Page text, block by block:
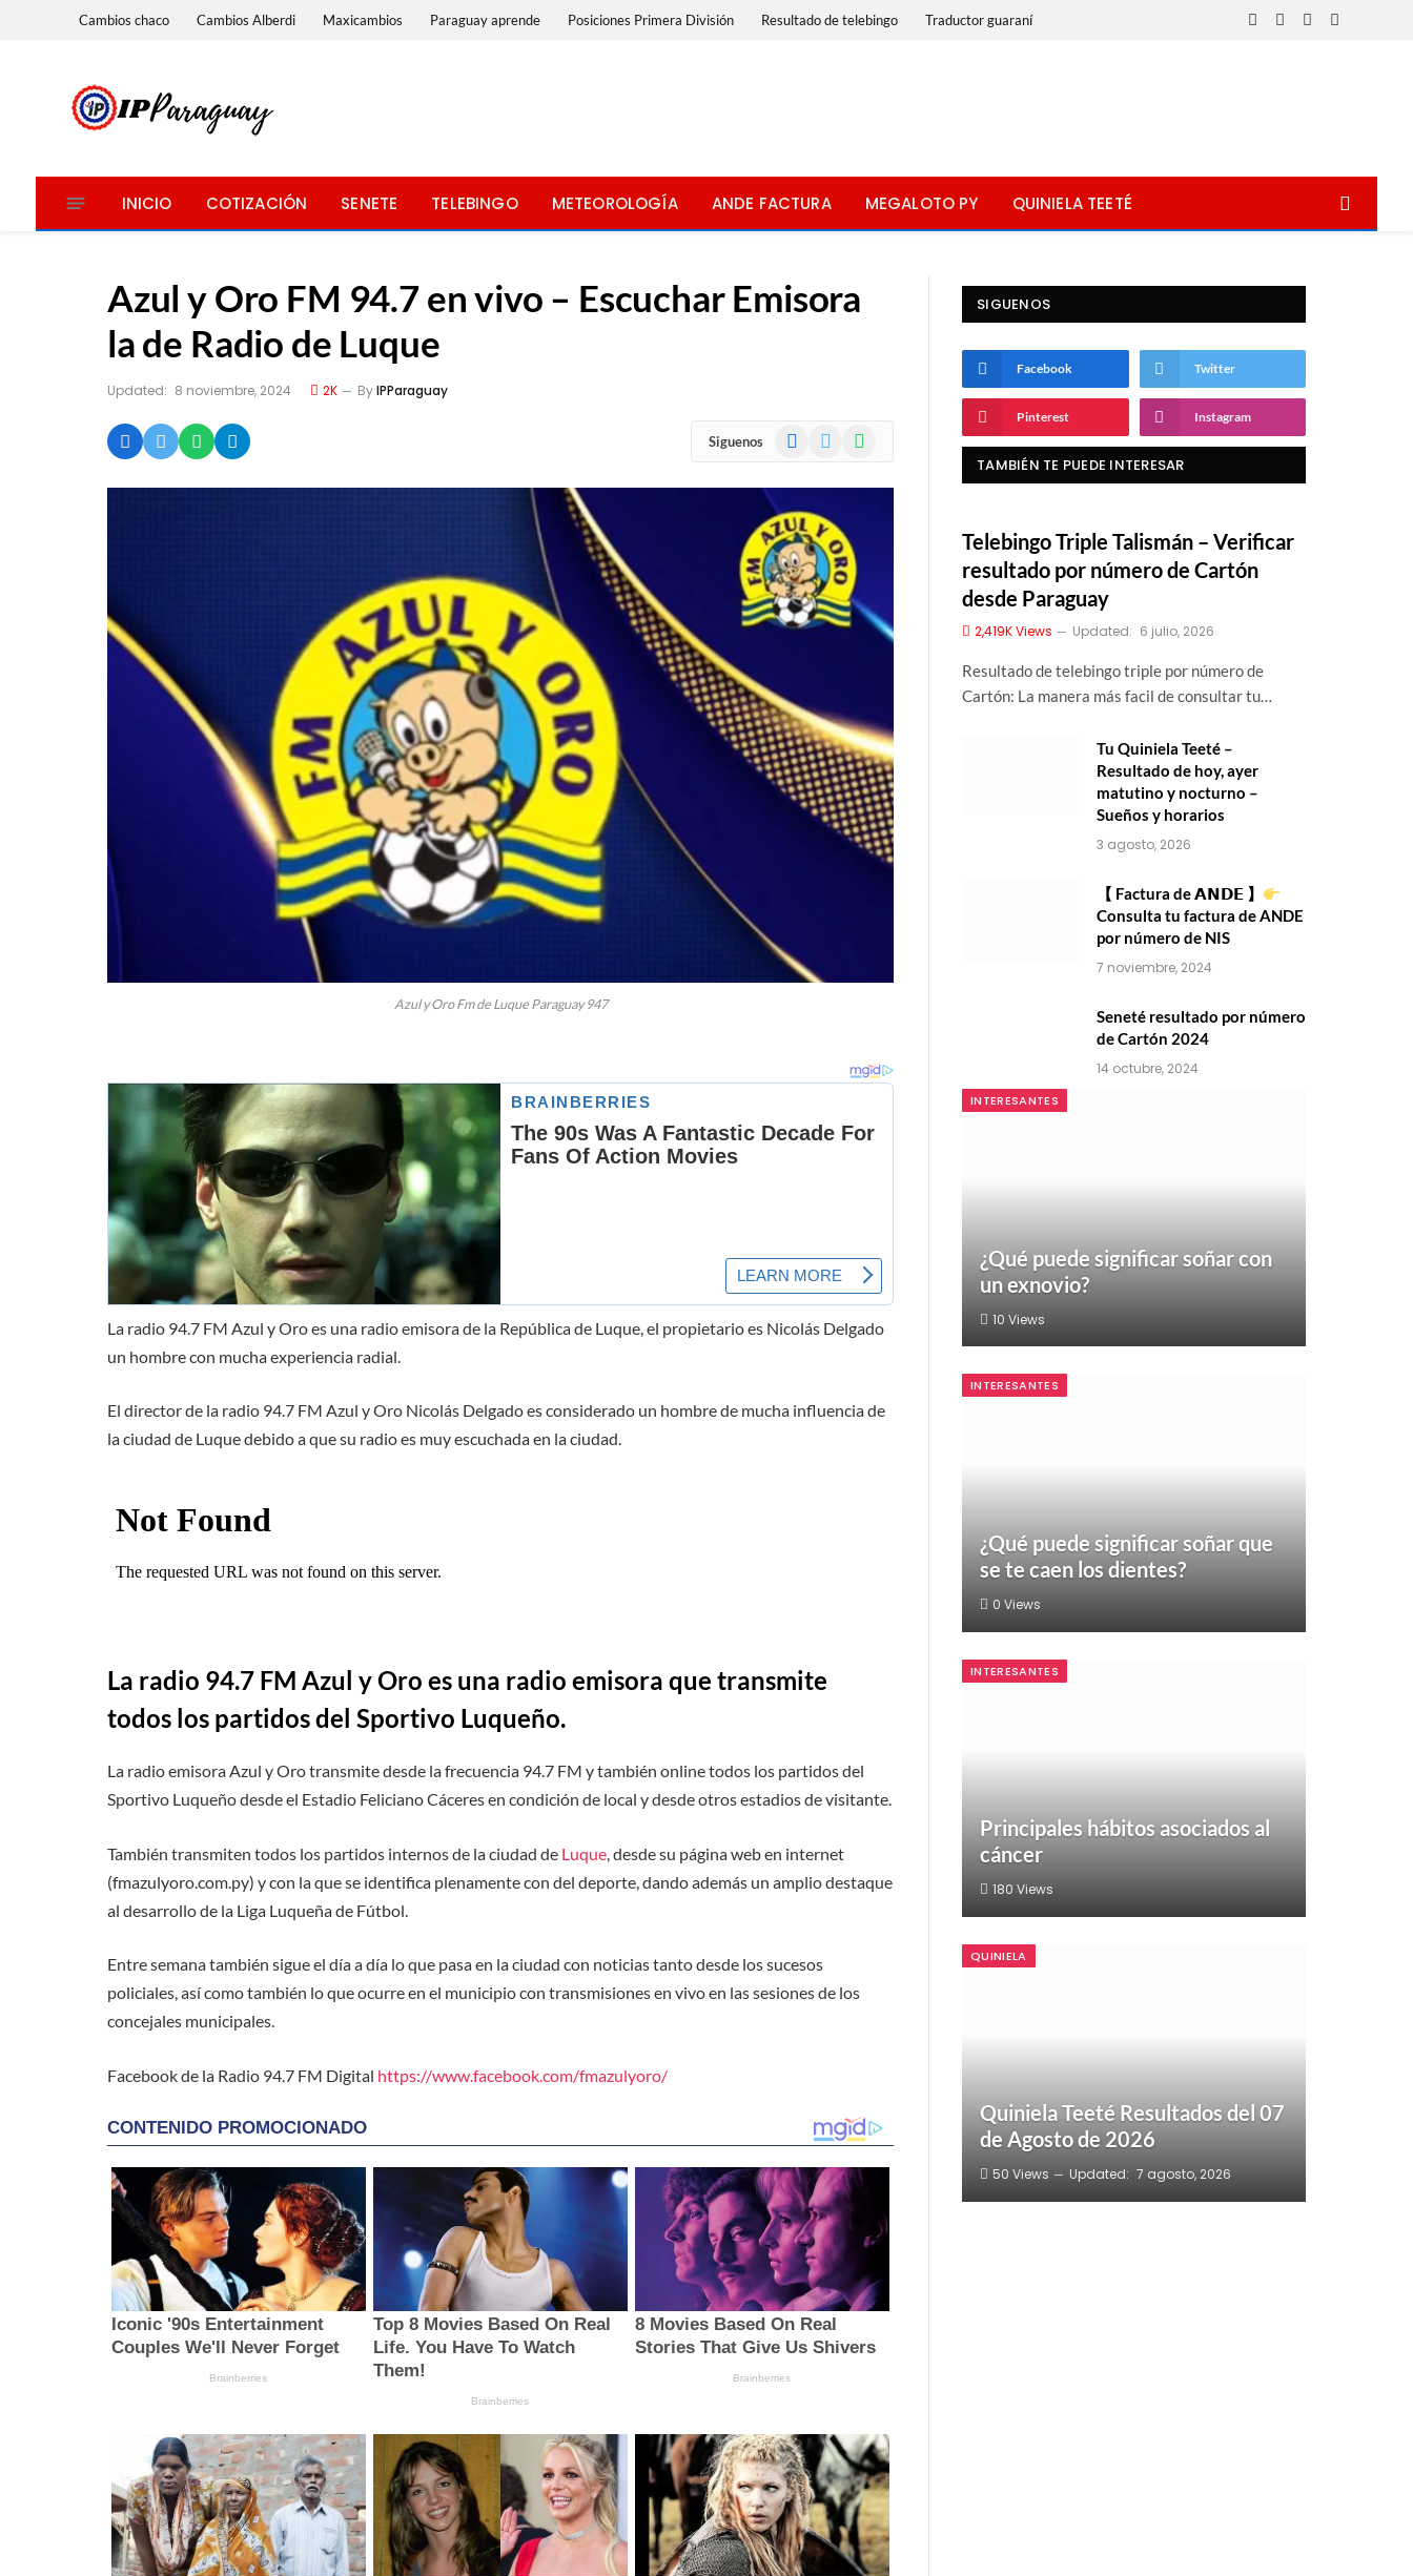
Cambios chaco Cambios Alberdi Maxicambios Paraguay aprende Posiciones Primera División Resultado de telebingo Traductor guaraní
Facebook
X
InstagramWhatsApp
INICIO COTIZACIÓN SENETE TELEBINGO METEOROLOGÍA ANDE FACTURA MEGALOTO PY QUINIELA TEETÉ
Azul y Oro FM 94.7 en vivo – Escuchar Emisora
la de Radio de Luque
Updated: 8 noviembre, 2024 2K ByIPParaguay
Siguenos Facebook WhatsApp
Azul y Oro Fm de Luque Paraguay 947
La radio 94.7 FM Azul y Oro es una radio emisora de la República de Luque, el propietario es Nicolás Delgado
un hombre con mucha experiencia radial.
El director de la radio 94.7 FM Azul y Oro Nicolás Delgado es considerado un hombre de mucha influencia de
la ciudad de Luque debido a que su radio es muy escuchada en la ciudad.
La radio 94.7 FM Azul y Oro es una radio emisora que transmite
todos los partidos del Sportivo Luqueño.
La radio emisora Azul y Oro transmite desde la frecuencia 94.7 FM y también online todos los partidos del
Sportivo Luqueño desde el Estadio Feliciano Cáceres en condición de local y desde otros estadios de visitante.
También transmiten todos los partidos internos de la ciudad de Luque , desde su página web en internet
(fmazulyoro.com.py) y con la que se identifica plenamente con del deporte, dando además un amplio destaque
al desarrollo de la Liga Luqueña de Fútbol.
Entre semana también sigue el día a día lo que pasa en la ciudad con noticias tanto desde los sucesos
policiales, así como también lo que ocurre en el municipio con transmisiones en vivo en las sesiones de los
concejales municipales.
Facebook de la Radio 94.7 FM Digital https://www.facebook.com/fmazulyoro/
SIGUENOS
Facebook Twitter
Pinterest Instagram
TAMBIÉN TE PUEDE INTERESAR
Telebingo Triple Talismán – Verificar
resultado por número de Cartón
desde Paraguay
2,419KViews Updated: 6 julio, 2026
Resultado de telebingo triple por número de
Cartón: La manera más facil de consultar tu…
Tu Quiniela Teeté –
Resultado de hoy, ayer
matutino y nocturno –
Sueños y horarios
3 agosto, 2026
【 Factura de 𝗔𝗡𝗗𝗘 】
Consulta tu factura de ANDE
por número de NIS
7 noviembre, 2024
Seneté resultado por número
de Cartón 2024
14 octubre, 2024
INTERESANTES
¿Qué puede significar soñar con
un exnovio?
10 Views
INTERESANTES
¿Qué puede significar soñar que
se te caen los dientes?
0 Views
INTERESANTES
Principales hábitos asociados al
cáncer
180 Views
QUINIELA
Quiniela Teeté Resultados del 07
de Agosto de 2026
50 Views Updated: 7 agosto, 2026